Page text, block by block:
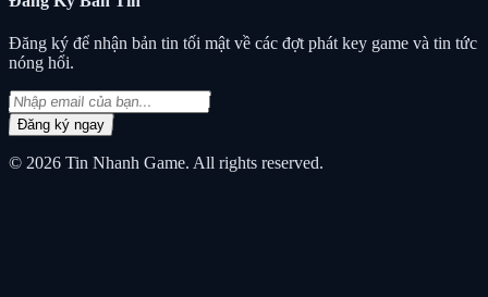
Đăng ký để nhận bản tin tối mật về các đợt phát key game và tin tức
nóng hổi.
Đăng ký ngay
© 2026 Tin Nhanh Game. All rights reserved.